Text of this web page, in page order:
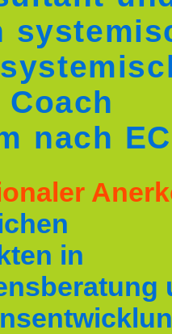
nach
in